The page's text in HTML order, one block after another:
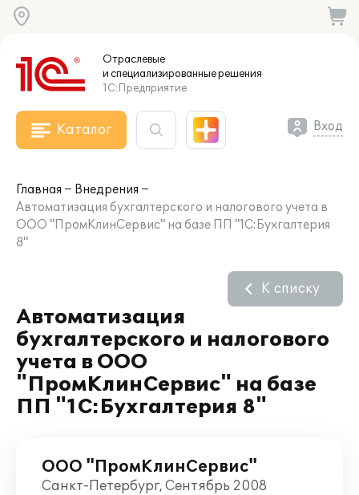
Отраслевые
и специализированныерешения
1С:Предприятие
Каталог Вход
Главная
Внедрения
Автоматизация бухгалтерского и налогового учета в
ООО "ПромКлинСервис" на базе ПП "1С:Бухгалтерия
8"
Автоматизация
бухгалтерского и налогового
учета в ООО
"ПромКлинСервис" на базе
ПП "1С:Бухгалтерия 8"
К списку
ООО "ПромКлинСервис"
Санкт-Петербург, Сентябрь 2008